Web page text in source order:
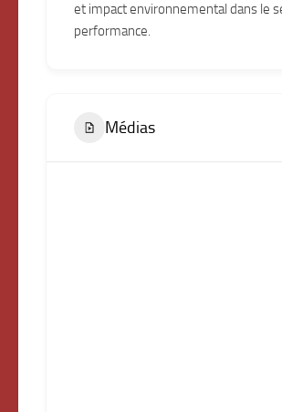
et impact environnemental dans le
performance.
Médias